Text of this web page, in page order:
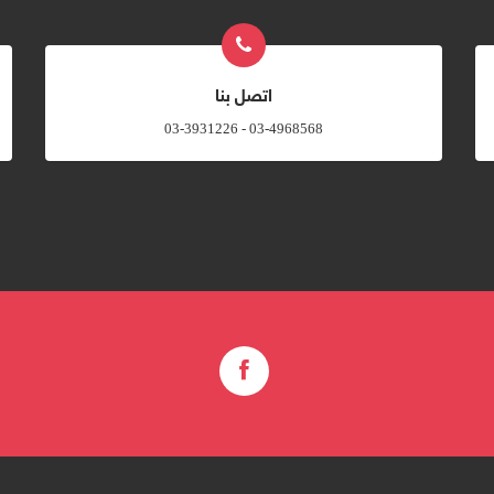
اتصل بنا
03-4968568 - 03-3931226